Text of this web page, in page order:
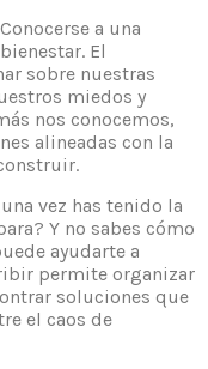
Conocerse a una
El
sobre nuestras
miedos y
nos conocemos,
alineadas con la
vez has tenido la
Y no sabes cómo
ayudarte a
permite organizar
soluciones que
el caos de